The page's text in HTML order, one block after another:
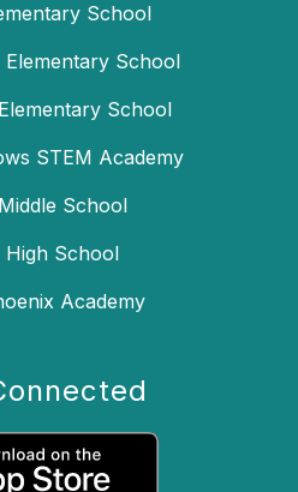
School
School
School
STEM Academy
School
High School
Academy